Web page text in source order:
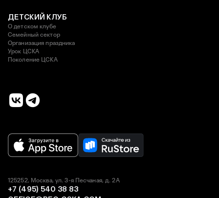
ДЕТСКИЙ КЛУБ
О детском клубе
Семейный сектор
Организация праздника
Урок ЦСКА
Поколение ЦСКА
125252, Москва, ул. 3-я Песчаная, д. 2А
+7 (495) 540 38 83